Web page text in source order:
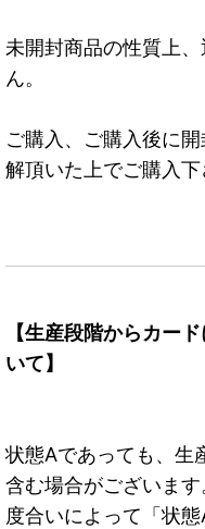
未開封商品の性質上
ん。
ご購入、ご購入後に
解頂いた上でご購入下
【生産段階からカー
いて】
状態Aであっても、生
含む場合がございま
度合いによって「状